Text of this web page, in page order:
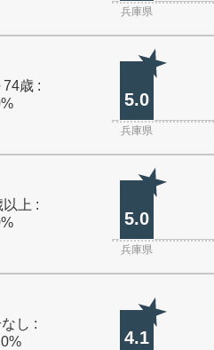
兵庫県
歳 :
5.0
兵庫県
上 :
5.0
兵庫県
し :
4.1